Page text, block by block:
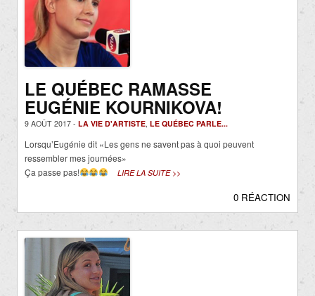
LE QUÉBEC RAMASSE
EUGÉNIE KOURNIKOVA!
9 AOÛT 2017 - LA VIE D'ARTISTE, LE QUÉBEC PARLE...
Lorsqu’Eugénie dit «Les gens ne savent pas à quoi peuvent
ressembler mes journées»
Ça passe pas!
LIRE LA SUITE >>
0 RÉACTION